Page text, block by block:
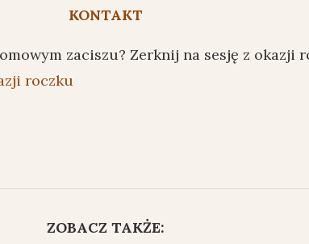
KONTAKT
zaciszu? Zerknij na sesję z okazji
roczku
ZOBACZ TAKŻE: